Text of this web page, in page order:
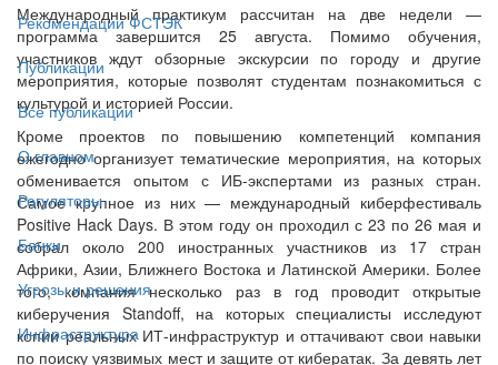
Рекомендации ФСТЭК
Публикации
Все публикации
О главном
Регуляторы
Банки
Угрозы и решения
Инфраструктура
Международный практикум рассчитан на две недели —
программа завершится 25 августа. Помимо обучения,
участников ждут обзорные экскурсии по городу и другие
мероприятия, которые позволят студентам познакомиться с
культурой и историей России.
Кроме проектов по повышению компетенций компания
ежегодно организует тематические мероприятия, на которых
обменивается опытом с ИБ-экспертами из разных стран.
Самое крупное из них — международный киберфестиваль
Positive Hack Days. В этом году он проходил с 23 по 26 мая и
собрал около 200 иностранных участников из 17 стран
Африки, Азии, Ближнего Востока и Латинской Америки. Более
того, компания несколько раз в год проводит открытые
киберучения Standoff, на которых специалисты исследуют
копии реальных ИТ-инфраструктур и оттачивают свои навыки
по поиску уязвимых мест и защите от кибератак. За девять лет